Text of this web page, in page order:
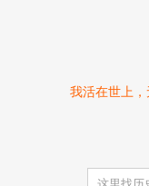
我活在世上